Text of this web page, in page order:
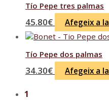
Tío Pepe tres palmas
45.80€ Afegeix a
Tío Pepe dos palmas
34.30€ Afegeix a
1